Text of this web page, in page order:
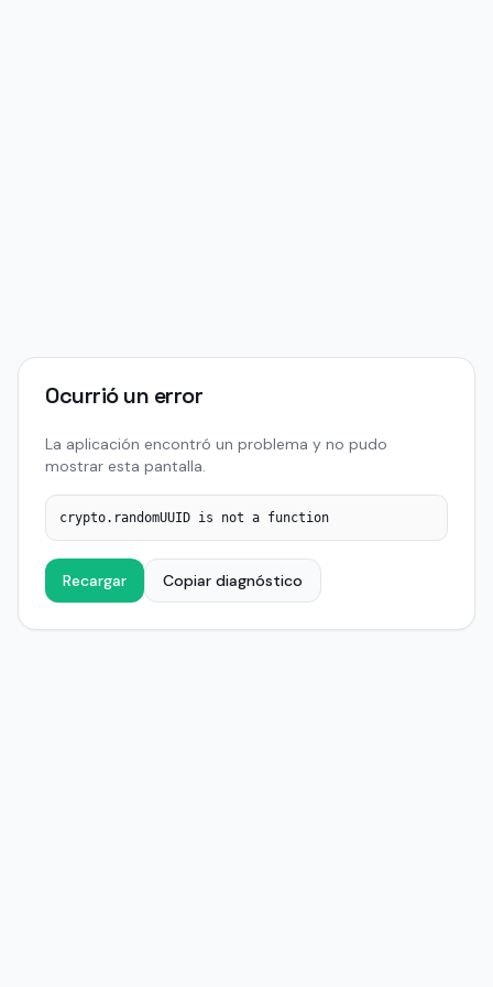
Ocurrió un error
La aplicación encontró un problema y no pudo
mostrar esta pantalla.
crypto.randomUUID is not a function
Recargar Copiar diagnóstico